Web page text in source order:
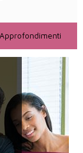
Approfondimenti